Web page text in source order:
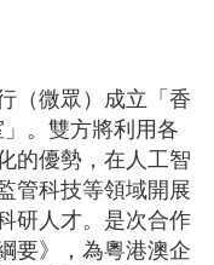
（微眾）成立「香
。雙方將利用各
的優勢，在人工智
管科技等領域開展
研人才。是次合作
要》，為粵港澳企